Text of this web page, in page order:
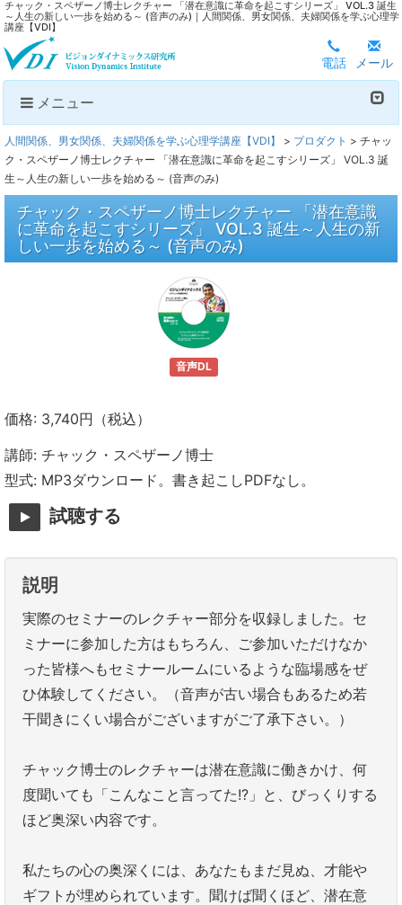
チャック・スペザーノ博士レクチャー 「潜在意識に革命を起こすシリーズ」 VOL.3 誕生
～人生の新しい一歩を始める～ (音声のみ)｜人間関係、男女関係、夫婦関係を学ぶ心理学
講座【VDI】
電話 メール
メニュー
人間関係、男女関係、夫婦関係を学ぶ心理学講座【VDI】 > プロダクト > チャッ
ク・スペザーノ博士レクチャー 「潜在意識に革命を起こすシリーズ」 VOL.3 誕
生～人生の新しい一歩を始める～ (音声のみ)
チャック・スペザーノ博士レクチャー 「潜在意識
に革命を起こすシリーズ」 VOL.3 誕生～人生の新
しい一歩を始める～ (音声のみ)
音声DL
価格: 3,740円（税込）
講師: チャック・スペザーノ博士
型式: MP3ダウンロード。書き起こしPDFなし。
試聴する
説明
実際のセミナーのレクチャー部分を収録しました。セ
ミナーに参加した方はもちろん、ご参加いただけなか
った皆様へもセミナールームにいるような臨場感をぜ
ひ体験してください。（音声が古い場合もあるため若
干聞きにくい場合がございますがご了承下さい。）
チャック博士のレクチャーは潜在意識に働きかけ、何
度聞いても「こんなこと言ってた!?」と、びっくりする
ほど奥深い内容です。
私たちの心の奥深くには、あなたもまだ見ぬ、才能や
ギフトが埋められています。聞けば聞くほど、潜在意